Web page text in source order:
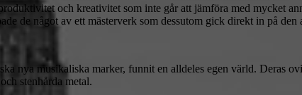
och kreativitet som inte går att jämföra med mycket
de något av ett mästerverk som dessutom gick direkt in på den
nya musikaliska marker, funnit en alldeles egen värld. Deras
stenhårda metal.